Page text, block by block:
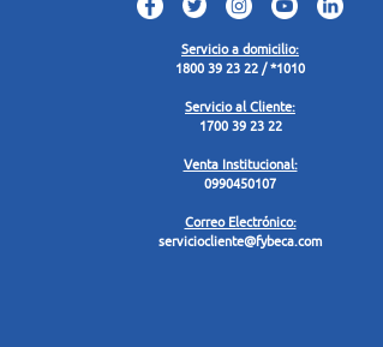
Servicio a domicilio:
1800 39 23 22 / *1010
Servicio al Cliente:
1700 39 23 22
Venta Institucional:
0990450107
Correo Electrónico:
serviciocliente@fybeca.com